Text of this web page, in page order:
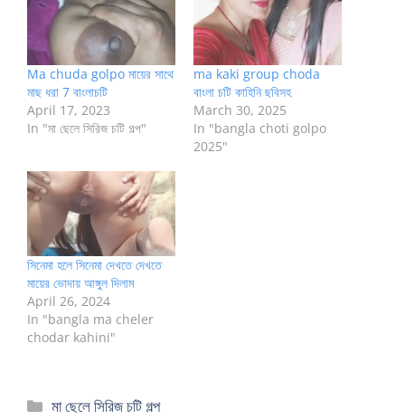
Ma chuda golpo মায়ের সাথে
মাছ ধরা 7 বাংলাচটি
April 17, 2023
In "মা ছেলে সিরিজ চটি গল্প"
ma kaki group choda
বাংলা চটি কাহিনি ছবিসহ
March 30, 2025
In "bangla choti golpo
2025"
সিনেমা হলে সিনেমা দেখতে দেখতে
মায়ের ভোদায় আঙ্গুল দিলাম
April 26, 2024
In "bangla ma cheler
chodar kahini"
Categories
মা ছেলে সিরিজ চটি গল্প